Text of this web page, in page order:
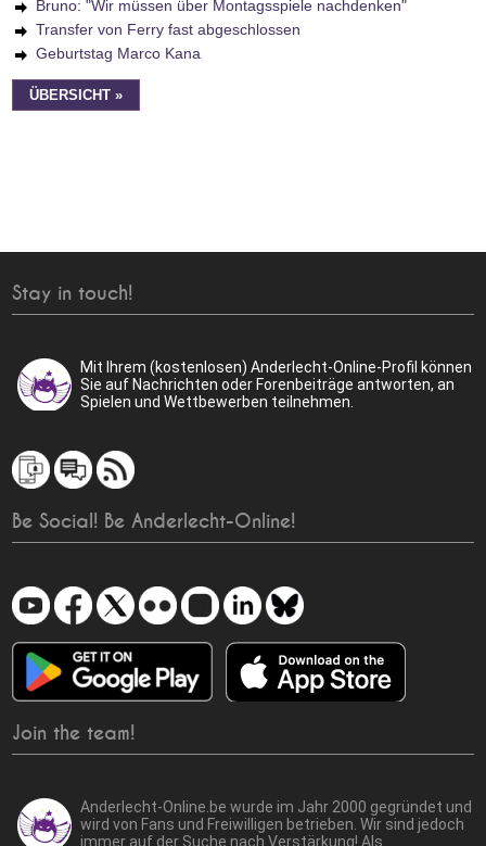
Bruno: "Wir müssen über Montagsspiele nachdenken"
Transfer von Ferry fast abgeschlossen
Geburtstag Marco Kana
ÜBERSICHT »
Stay in touch!
Mit Ihrem (kostenlosen) Anderlecht-Online-Profil können
Sie auf Nachrichten oder Forenbeiträge antworten, an
Spielen und Wettbewerben teilnehmen.
Be Social! Be Anderlecht-Online!
Join the team!
Anderlecht-Online.be wurde im Jahr 2000 gegründet und
wird von Fans und Freiwilligen betrieben. Wir sind jedoch
immer auf der Suche nach Verstärkung! Als